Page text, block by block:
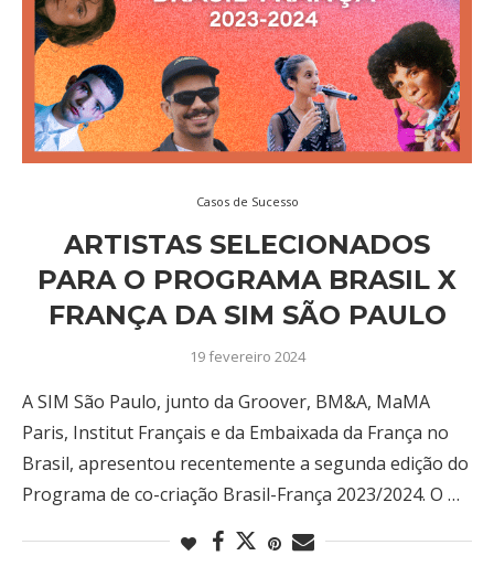
Casos de Sucesso
ARTISTAS SELECIONADOS
PARA O PROGRAMA BRASIL X
FRANÇA DA SIM SÃO PAULO
19 fevereiro 2024
A SIM São Paulo, junto da Groover, BM&A, MaMA
Paris, Institut Français e da Embaixada da França no
Brasil, apresentou recentemente a segunda edição do
Programa de co-criação Brasil-França 2023/2024. O …